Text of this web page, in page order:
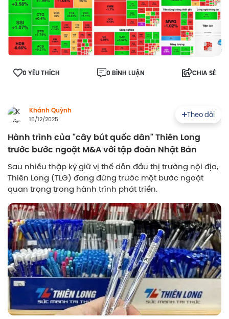
0 YÊU THÍCH 0 BÌNH LUẬN CHIA SẺ
Khánh Quỳnh
15/12/2025
Theo dõi
Hành trình của "cây bút quốc dân" Thiên Long
trước bước ngoặt M&A với tập đoàn Nhật Bản
Sau nhiều thập kỷ giữ vị thế dẫn đầu thị trường nội địa,
Thiên Long (TLG) đang đứng trước một bước ngoặt
quan trọng trong hành trình phát triển.